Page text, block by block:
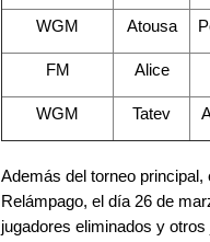
WGM Atousa
FM Alice
WGM Tatev
Además del torneo
Relámpago, el día 26 de
jugadores eliminados y